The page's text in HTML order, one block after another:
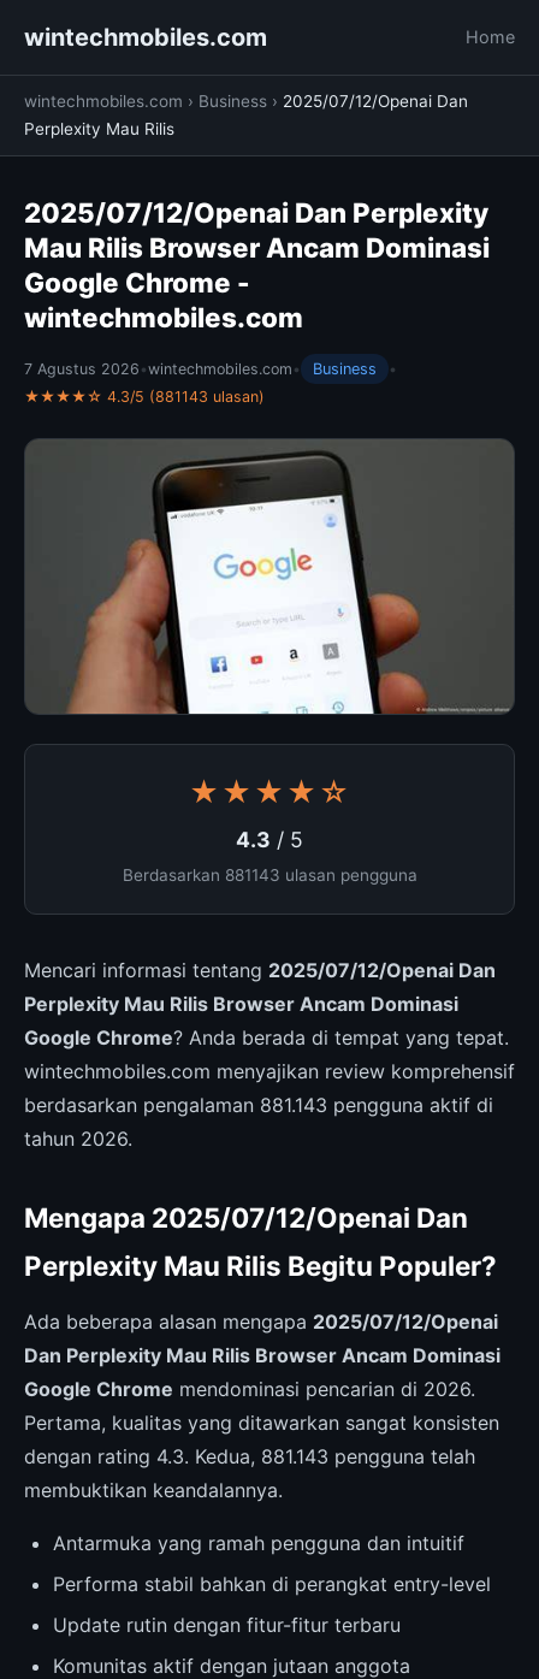
wintechmobiles.com Home
wintechmobiles.com › Business › 2025/07/12/Openai Dan
Perplexity Mau Rilis
2025/07/12/Openai Dan Perplexity
Mau Rilis Browser Ancam Dominasi
Google Chrome -
wintechmobiles.com
7 Agustus 2026 •wintechmobiles.com • Business
•
★★★★☆ 4.3/5 (881143 ulasan)
★★★★☆
4.3 / 5
Berdasarkan 881143 ulasan pengguna
Mencari informasi tentang 2025/07/12/Openai Dan
Perplexity Mau Rilis Browser Ancam Dominasi
Google Chrome? Anda berada di tempat yang tepat.
wintechmobiles.com menyajikan review komprehensif
berdasarkan pengalaman 881.143 pengguna aktif di
tahun 2026.
Mengapa 2025/07/12/Openai Dan
Perplexity Mau Rilis Begitu Populer?
Ada beberapa alasan mengapa 2025/07/12/Openai
Dan Perplexity Mau Rilis Browser Ancam Dominasi
Google Chrome mendominasi pencarian di 2026.
Pertama, kualitas yang ditawarkan sangat konsisten
dengan rating 4.3. Kedua, 881.143 pengguna telah
membuktikan keandalannya.
Antarmuka yang ramah pengguna dan intuitif
Performa stabil bahkan di perangkat entry-level
Update rutin dengan fitur-fitur terbaru
Komunitas aktif dengan jutaan anggota